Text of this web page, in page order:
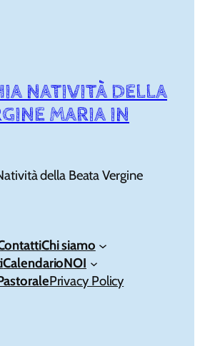
NATIVITÀ DELLA
MARIA IN
della Beata Vergine
Chi siamo
CalendarioNOI
Privacy Policy